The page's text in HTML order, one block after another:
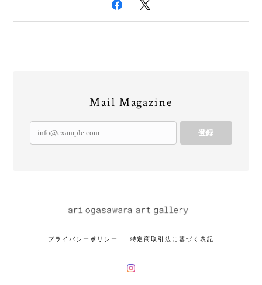
Mail Magazine
登録
プライバシーポリシー 特定商取引法に基づく表記